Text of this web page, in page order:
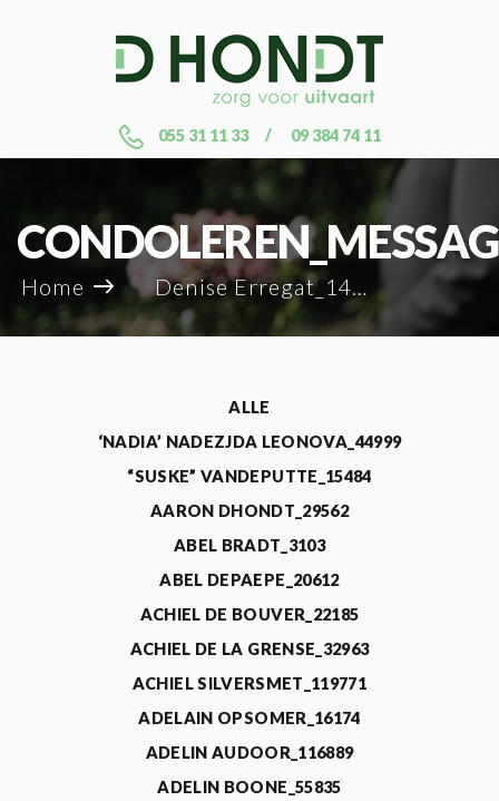
055 31 11 33 09 384 74 11
Home Denise Erregat_14255
ALLE
‘NADIA’ NADEZJDA LEONOVA_44999
“SUSKE” VANDEPUTTE_15484
AARON DHONDT_29562
ABEL BRADT_3103
ABEL DEPAEPE_20612
ACHIEL DE BOUVER_22185
ACHIEL DE LA GRENSE_32963
ACHIEL SILVERSMET_119771
ADELAIN OPSOMER_16174
ADELIN AUDOOR_116889
ADELIN BOONE_55835